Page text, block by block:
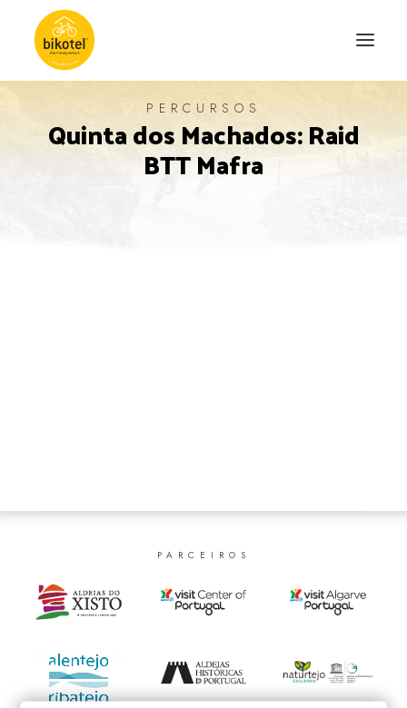
SOBRE NÓS
PERCURSOS
Quinta dos Machados: Raid
BTT Mafra
PARCEIROS